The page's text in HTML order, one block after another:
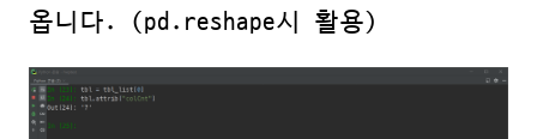
옵니다. (pd.reshape시 활용)